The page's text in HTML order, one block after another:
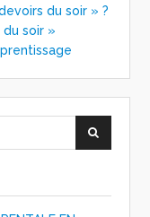
du soir » ?
soir »